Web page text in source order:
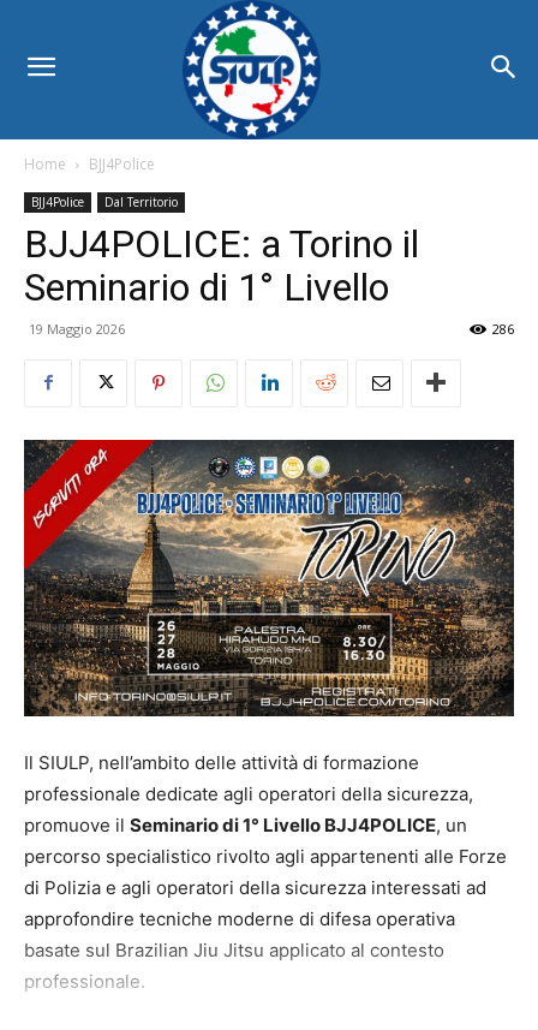
Home BJJ4Police
BJJ4Police Dal Territorio
BJJ4POLICE: a Torino il
Seminario di 1° Livello
19 Maggio 2026 286
Il SIULP, nell’ambito delle attività di formazione
professionale dedicate agli operatori della sicurezza,
promuove il Seminario di 1° Livello BJJ4POLICE, un
percorso specialistico rivolto agli appartenenti alle Forze
di Polizia e agli operatori della sicurezza interessati ad
approfondire tecniche moderne di difesa operativa
basate sul Brazilian Jiu Jitsu applicato al contesto
professionale.